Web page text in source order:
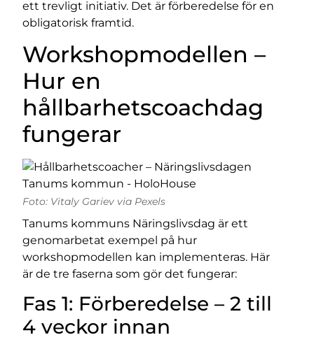
ett trevligt initiativ. Det är förberedelse för en
obligatorisk framtid.
Workshopmodellen –
Hur en
hållbarhetscoachdag
fungerar
Foto: Vitaly Gariev via Pexels
Tanums kommuns Näringslivsdag är ett
genomarbetat exempel på hur
workshopmodellen kan implementeras. Här
är de tre faserna som gör det fungerar:
Fas 1: Förberedelse – 2 till
4 veckor innan